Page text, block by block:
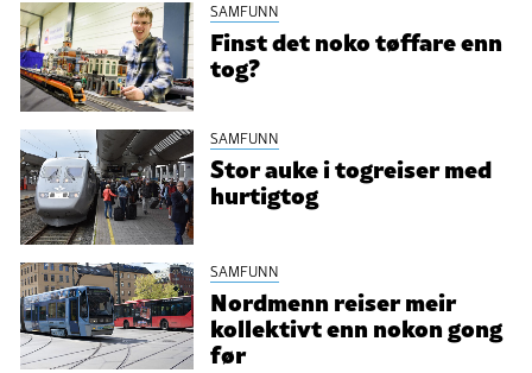
SAMFUNN
Finst det noko tøffare enn
tog?
SAMFUNN
Stor auke i togreiser med
hurtigtog
SAMFUNN
Nordmenn reiser meir
kollektivt enn nokon gong
før